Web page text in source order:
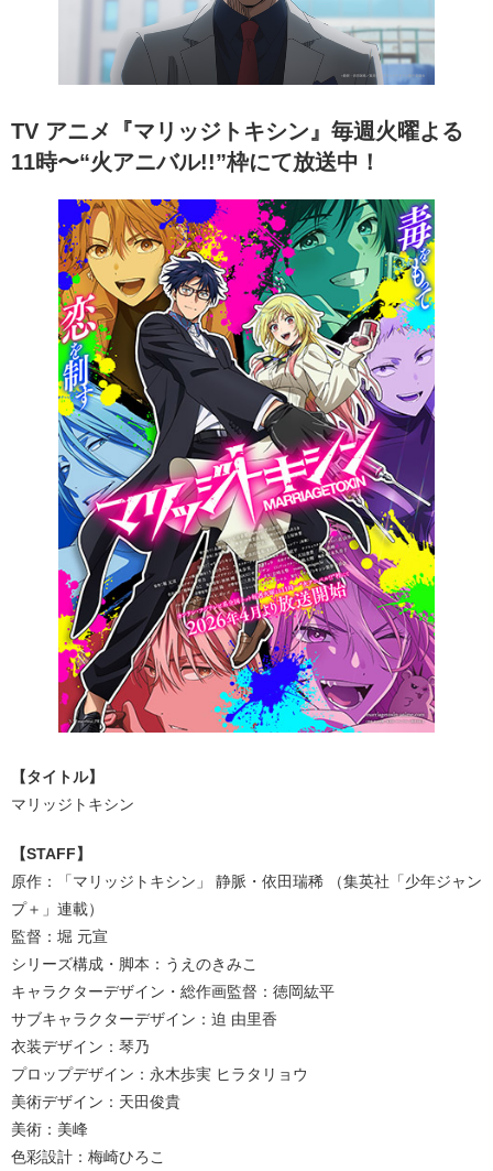
TV アニメ『マリッジトキシン』毎週⽕曜よる
11時〜“⽕アニバル!!”枠にて放送中！
【タイトル】
マリッジトキシン
【STAFF】
原作：「マリッジトキシン」 静脈・依⽥瑞稀 （集英社「少年ジャン
プ＋」連載）
監督：堀 元宣
シリーズ構成・脚本：うえのきみこ
キャラクターデザイン・総作画監督：徳岡紘平
サブキャラクターデザイン：迫 由⾥⾹
⾐装デザイン：琴乃
プロップデザイン：永⽊歩実 ヒラタリョウ
美術デザイン：天⽥俊貴
美術：美峰
⾊彩設計：梅崎ひろこ